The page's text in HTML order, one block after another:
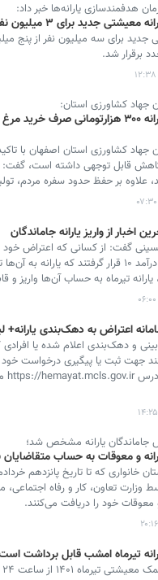
هدفمندسازی یارانه‌ها خبر داد:
معیشتی جدید برای ۳ میلیون نفر
جدید برای سه میلیون نفر از پنج
برقرار شد.
جهاد کشاورزی استان:
یارانه ۳۰۰ هزارتومانی
جهاد کشاورزی استان اصفهان با
بر حفظ حدود سفره مردم،
اخبار از واریز یارانه جاماندگان
گفت: از کسانی که اعتراض خود
یارانه تیرماه به حساب آن‌ها واریز
اعتراض به دهک‌بندی یارانه+
جهت ثبت یا پیگیری درخواست خود
جاماندگان یارانه مشخص شد؛
و معوقات به حساب
خانواری که تا تاریخ پانزدهم
وزارت تعاون، کار و رفاه اجتماعی،
معوقات خود را دریافت می‌کنند.
تیرماه امشب قابل برداشت